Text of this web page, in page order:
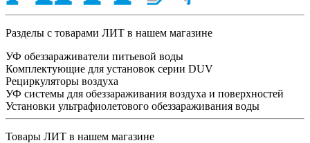
Разделы с товарами ЛИТ в нашем магазине
УФ обеззараживатели питьевой воды
Комплектующие для установок серии DUV
Рециркуляторы воздуха
УФ системы для обеззараживания воздуха и поверхностей
Установки ультрафиолетового обеззараживания воды
Товары ЛИТ в нашем магазине